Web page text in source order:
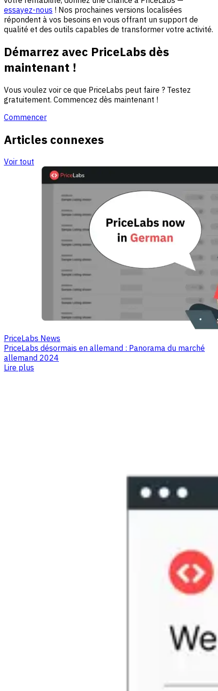
essayez-nous ! Nos prochaines versions localisées
répondent à vos besoins en vous offrant un support de
qualité et des outils capables de transformer votre activité.
Démarrez avec PriceLabs dès
maintenant !
Vous voulez voir ce que PriceLabs peut faire ? Testez
gratuitement. Commencez dès maintenant !
Commencer
Articles connexes
Voir tout
PriceLabs News
PriceLabs désormais en allemand : Panorama du marché
allemand 2024
Lire plus